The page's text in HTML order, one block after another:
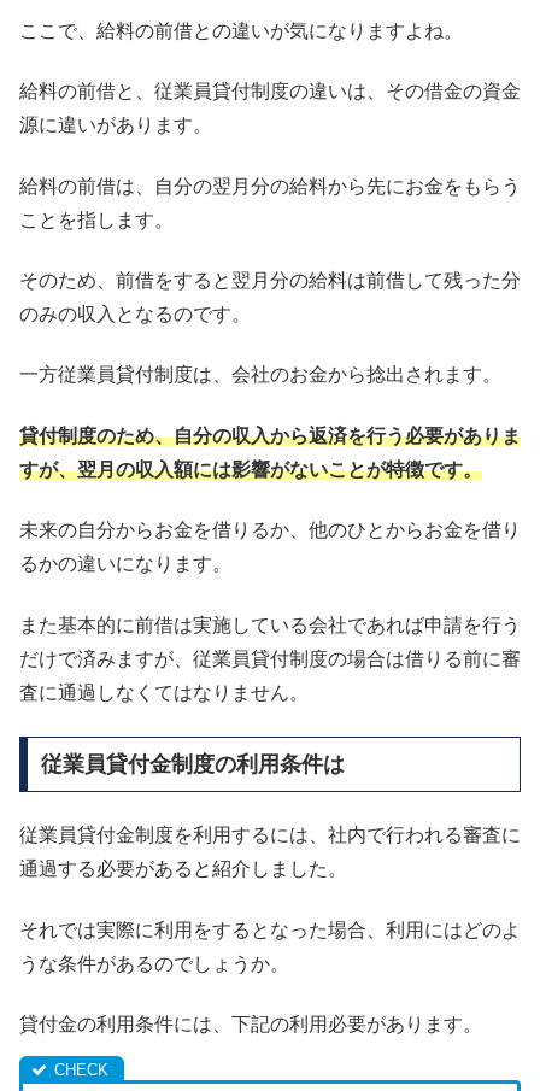
ここで、給料の前借との違いが気になりますよね。
給料の前借と、従業員貸付制度の違いは、その借金の資金
源に違いがあります。
給料の前借は、自分の翌月分の給料から先にお金をもらう
ことを指します。
そのため、前借をすると翌月分の給料は前借して残った分
のみの収入となるのです。
一方従業員貸付制度は、会社のお金から捻出されます。
貸付制度のため、自分の収入から返済を行う必要がありま
すが、翌月の収入額には影響がないことが特徴です。
未来の自分からお金を借りるか、他のひとからお金を借り
るかの違いになります。
また基本的に前借は実施している会社であれば申請を行う
だけで済みますが、従業員貸付制度の場合は借りる前に審
査に通過しなくてはなりません。
従業員貸付金制度の利用条件は
従業員貸付金制度を利用するには、社内で行われる審査に
通過する必要があると紹介しました。
それでは実際に利用をするとなった場合、利用にはどのよ
うな条件があるのでしょうか。
貸付金の利用条件には、下記の利用必要があります。